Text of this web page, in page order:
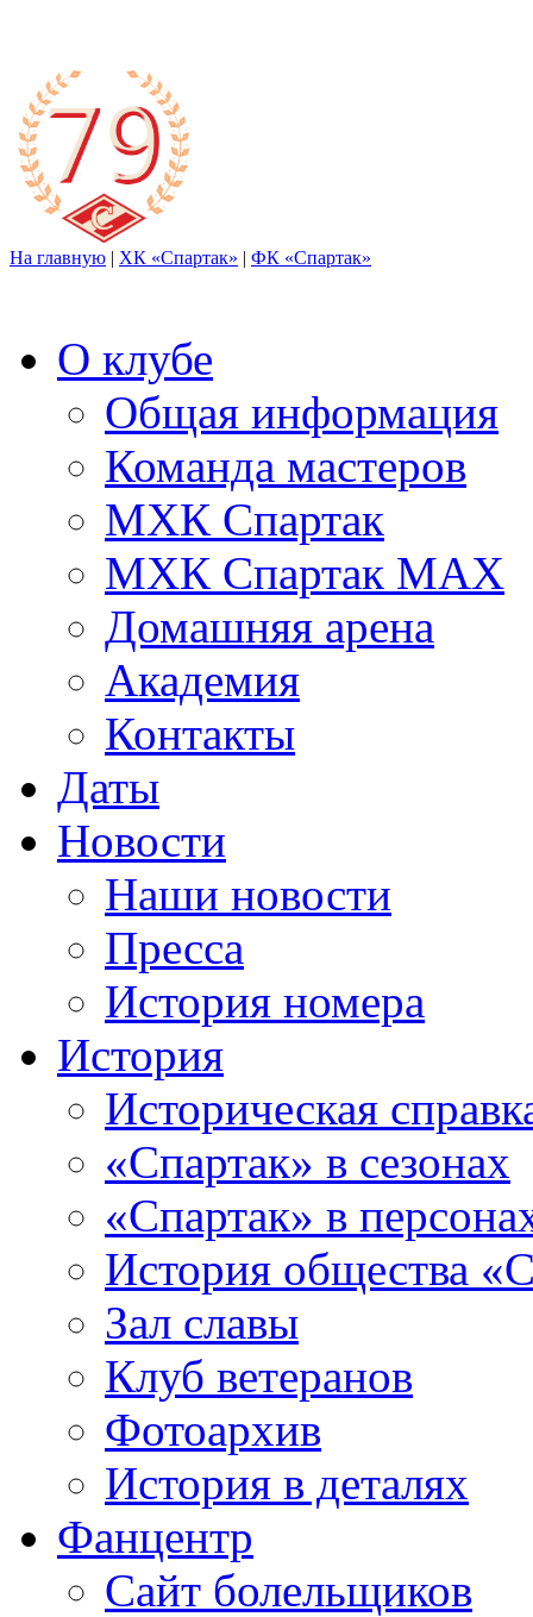
На главную | ХК «Спартак» | ФК «Спартак»
О клубе
Общая информация
Команда мастеров
МХК Спартак
МХК Спартак МАХ
Домашняя арена
Академия
Контакты
Даты
Новости
Наши новости
Пресса
История номера
История
Историческая
«Спартак» в сезонах
«Спартак» в
История общества
Зал славы
Клуб ветеранов
Фотоархив
История в деталях
Фанцентр
Сайт болельщиков